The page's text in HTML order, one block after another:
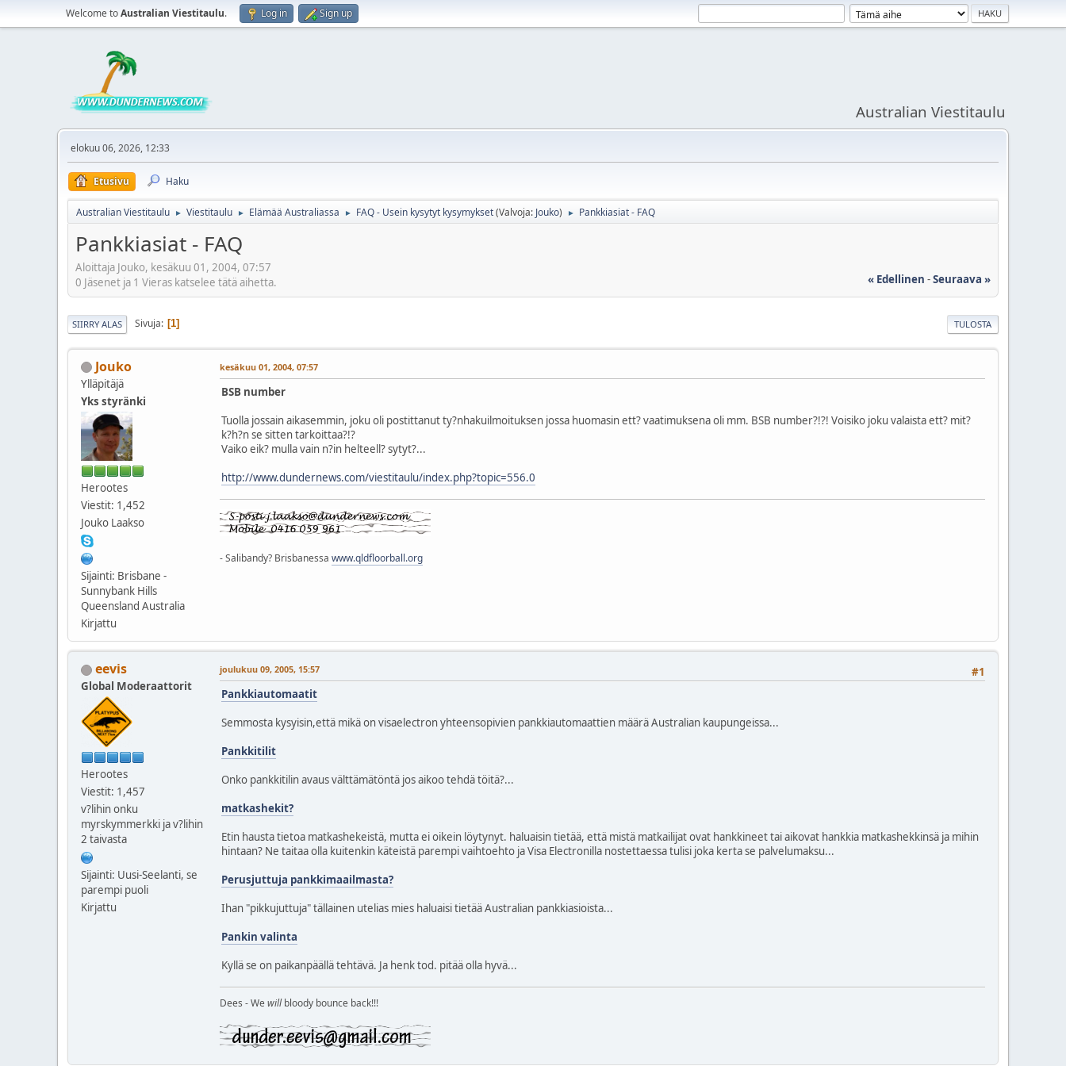
Welcome toAustralian Viestitaulu. Log in Sign up
Australian Viestitaulu
elokuu 06, 2026, 12:33
Etusivu Haku
Australian Viestitaulu ► Viestitaulu ► Elämää Australiassa ► FAQ - Usein kysytyt kysymykset(Valvoja: Jouko) ► Pankkiasiat - FAQ
Pankkiasiat - FAQ
Aloittaja Jouko, kesäkuu 01, 2004, 07:57
« Edellinen -Seuraava »
0 Jäsenet ja 1 Vieras katselee tätä aihetta.
TULOSTA
SIIRRY ALAS Sivuja 1
Jouko
Ylläpitäjä
Yks styränki
Herootes
Viestit: 1,452
Jouko Laakso
Sijainti: Brisbane -
Sunnybank Hills
Queensland Australia
Kirjattu
kesäkuu 01, 2004, 07:57
BSB number
Tuolla jossain aikasemmin, joku oli postittanut ty?nhakuilmoituksen jossa huomasin ett? vaatimuksena oli mm. BSB number?!?! Voisiko joku valaista ett? mit?
k?h?n se sitten tarkoittaa?!?
Vaiko eik? mulla vain n?in helteell? sytyt?...
http://www.dundernews.com/viestitaulu/index.php?topic=556.0
- Salibandy? Brisbanessa www.qldfloorball.org
eevis
Global Moderaattorit
Herootes
Viestit: 1,457
v?lihin onku
myrskymmerkki ja v?lihin
2 taivasta
Sijainti: Uusi-Seelanti, se
parempi puoli
Kirjattu
#1
joulukuu 09, 2005, 15:57
Pankkiautomaatit
Semmosta kysyisin,että mikä on visaelectron yhteensopivien pankkiautomaattien määrä Australian kaupungeissa...
Pankkitilit
Onko pankkitilin avaus välttämätöntä jos aikoo tehdä töitä?...
matkashekit?
Etin hausta tietoa matkashekeistä, mutta ei oikein löytynyt. haluaisin tietää, että mistä matkailijat ovat hankkineet tai aikovat hankkia matkashekkinsä ja mihin
hintaan? Ne taitaa olla kuitenkin käteistä parempi vaihtoehto ja Visa Electronilla nostettaessa tulisi joka kerta se palvelumaksu...
Perusjuttuja pankkimaailmasta?
Ihan "pikkujuttuja" tällainen utelias mies haluaisi tietää Australian pankkiasioista...
Pankin valinta
Kyllä se on paikanpäällä tehtävä. Ja henk tod. pitää olla hyvä...
Dees - We willbloody bounce back!!!